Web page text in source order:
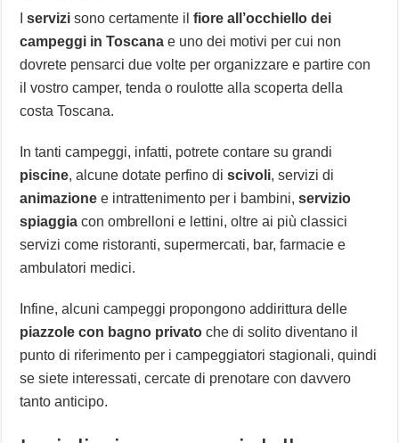
Iservizi sono certamente ilfiore all’occhiello dei
campeggi in Toscana e uno dei motivi per cui non
dovrete pensarci due volte per organizzare e partire con
il vostro camper, tenda o roulotte alla scoperta della
costa Toscana.
In tanti campeggi, infatti, potrete contare su grandi
piscine, alcune dotate perfino discivoli, servizi di
animazione e intrattenimento per i bambini,servizio
spiaggia con ombrelloni e lettini, oltre ai più classici
servizi come ristoranti, supermercati, bar, farmacie e
ambulatori medici.
Infine, alcuni campeggi propongono addirittura delle
piazzole con bagno privato che di solito diventano il
punto di riferimento per i campeggiatori stagionali, quindi
se siete interessati, cercate di prenotare con davvero
tanto anticipo.